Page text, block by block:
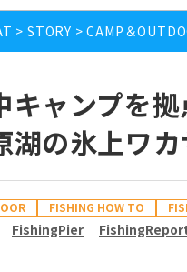
>STORY >CAMP＆
キャンプを
湖の氷上ワ
FISHING HOW TO
FishingPier